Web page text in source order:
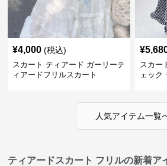
¥4,000 (税込)
スカート ティアード ガーリーテ
ィアードフリルスカート
¥
スカー
ェック
人気アイテム一覧
ティアードスカート フリルの新着ア